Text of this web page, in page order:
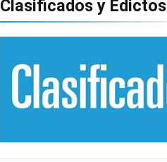
Clasificados y Edictos